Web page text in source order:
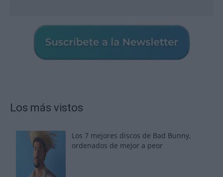
Los más vistos
Los 7 mejores discos de Bad Bunny,
ordenados de mejor a peor